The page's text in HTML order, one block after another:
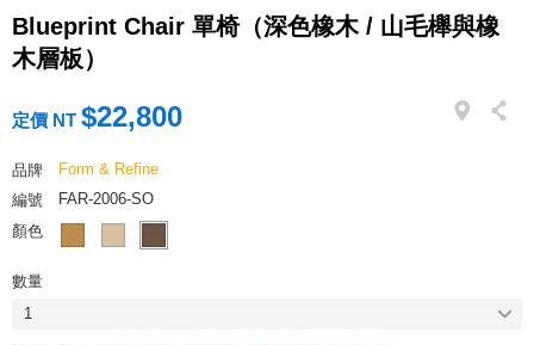
Blueprint Chair 單椅（深色橡木 / 山毛櫸與橡
木層板）
定價 NT $22,800
品牌
Form & Refine
編號
FAR-2006-SO
顏色
數量
1